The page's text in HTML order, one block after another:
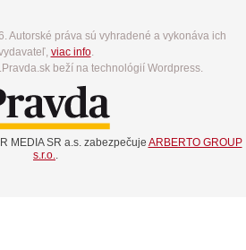
Autorské práva sú vyhradené a vykonáva ich
viac info.
beží na technológií Wordpress.
MEDIA SR a.s. zabezpečuje ARBERTO GROUP
s.r.o.